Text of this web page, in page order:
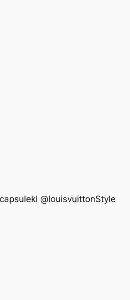
@louisvuittonStyle